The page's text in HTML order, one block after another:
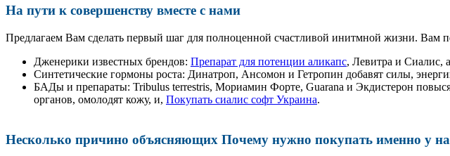
На пути к совершенству вместе с нами
Предлагаем Вам сделать первый шаг для полноценной счастливой инитмной жизни. Вам
Дженерики известных брендов: Препарат для потенции аликапс, Левитра и Сиалис,
Синтетические гормоны роста: Динатроп, Ансомон и Гетропин добавят силы,
БАДы и препараты: Tribulus terrestris, Мориамин Форте, Guarana и Экдистерон
органов, омолодят кожу, и, Покупать сиалис софт Украина.
Несколько причино объясняющих Почему нужно покупать именно у